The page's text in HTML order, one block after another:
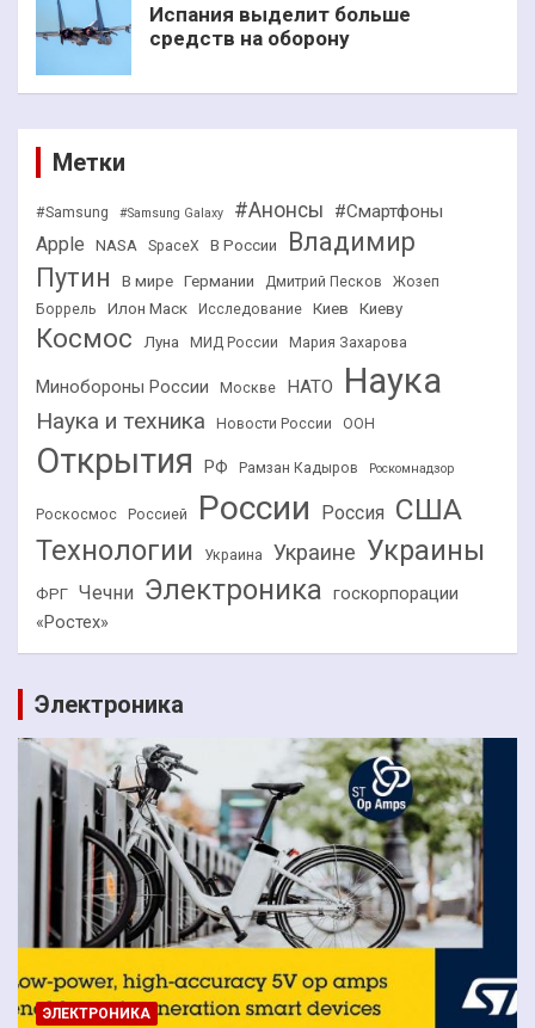
Испания выделит больше
средств на оборону
Метки
#Samsung #Samsung Galaxy #Анонсы #Смартфоны
Apple NASA SpaceX В России
Владимир
Путин
В мире Германии Дмитрий Песков
Жозеп
Боррель
Илон Маск Исследование Киев Киеву
Космос Луна МИД России Мария Захарова
Минобороны России Москве НАТО Наука
Наука и техника Новости России ООН
Открытия РФ Рамзан Кадыров Роскомнадзор
Роскосмос Россией России Россия США
Технологии Украина Украине Украины
ФРГ Чечни Электроника госкорпорации
«Ростех»
Электроника
ЭЛЕКТРОНИКА